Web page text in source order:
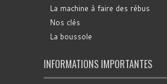
La machine à faire des rébus
Nos clés
La boussole
INFORMATIONS IMPORTANTES